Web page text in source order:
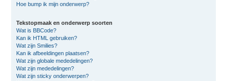
Hoe bump ik mijn onderwerp?
Tekstopmaak en onderwerp soorten
Wat is BBCode?
Kan ik HTML gebruiken?
Wat zijn Smilies?
Kan ik afbeeldingen plaatsen?
Wat zijn globale mededelingen?
Wat zijn mededelingen?
Wat zijn sticky onderwerpen?